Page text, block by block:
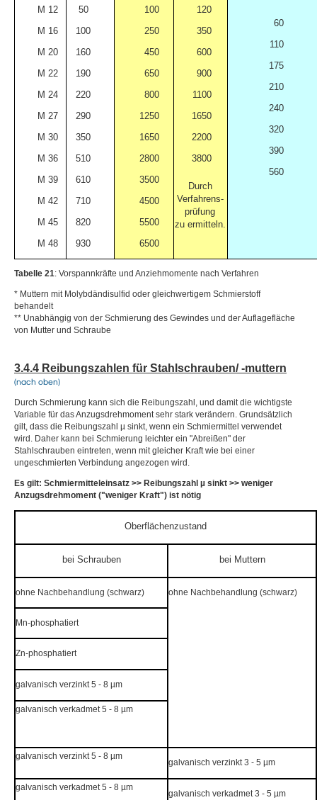
M 12
M 16
M 20
M 22
M 24
M 27
M 30
M 36
M 39
M 42
M 45
M 48
50
100
160
190
220
290
350
510
610
710
820
930
100
250
450
650
800
1250
1650
2800
3500
4500
5500
6500
120
350
600
900
1100
1650
2200
3800
Durch
Verfahrens-
prüfung
zu ermitteln.
60
110
175
210
240
320
390
560
Tabelle 21: Vorspannkräfte und Anziehmomente nach Verfahren
* Muttern mit Molybdändisulfid oder gleichwertigem Schmierstoff
behandelt
** Unabhängig von der Schmierung des Gewindes und der Auflagefläche
von Mutter und Schraube
3.4.4 Reibungszahlen für Stahlschrauben/ -muttern
(nach oben)
Durch Schmierung kann sich die Reibungszahl, und damit die wichtigste
Variable für das Anzugsdrehmoment sehr stark verändern. Grundsätzlich
gilt, dass die Reibungszahl µ sinkt, wenn ein Schmiermittel verwendet
wird. Daher kann bei Schmierung leichter ein "Abreißen" der
Stahlschrauben eintreten, wenn mit gleicher Kraft wie bei einer
ungeschmierten Verbindung angezogen wird.
Es gilt: Schmiermitteleinsatz >> Reibungszahl µ sinkt >> weniger
Anzugsdrehmoment ("weniger Kraft") ist nötig
Oberflächenzustand
bei Schrauben bei Muttern
ohne Nachbehandlung (schwarz) ohne Nachbehandlung (schwarz)
Mn-phosphatiert
Zn-phosphatiert
galvanisch verzinkt 5 - 8 µm
galvanisch verkadmet 5 - 8 µm
galvanisch verzinkt 5 - 8 µm
galvanisch verzinkt 3 - 5 µm
galvanisch verkadmet 5 - 8 µm
galvanisch verkadmet 3 - 5 µm